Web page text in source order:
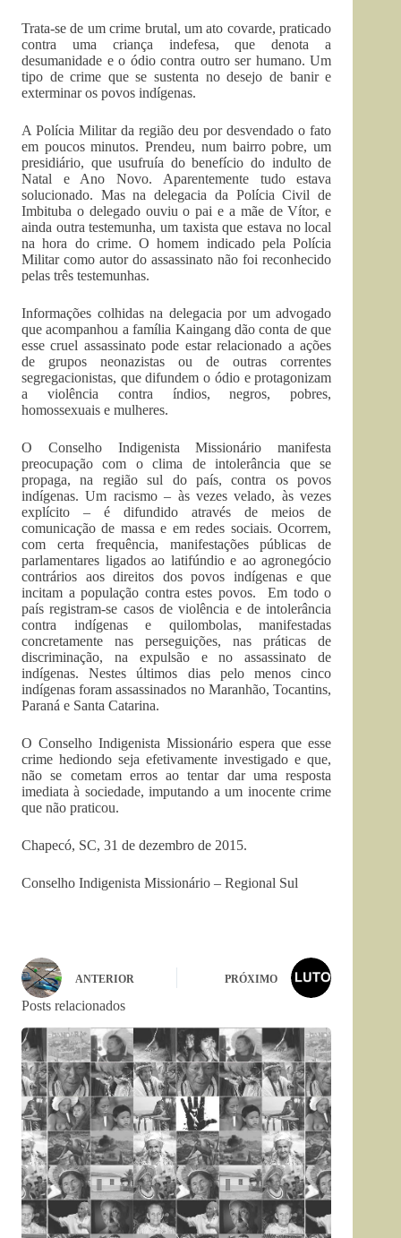
Trata-se de um crime brutal, um ato covarde, praticado
contra uma criança indefesa, que denota a
desumanidade e o ódio contra outro ser humano. Um
tipo de crime que se sustenta no desejo de banir e
exterminar os povos indígenas.
A Polícia Militar da região deu por desvendado o fato
em poucos minutos. Prendeu, num bairro pobre, um
presidiário, que usufruía do benefício do indulto de
Natal e Ano Novo. Aparentemente tudo estava
solucionado. Mas na delegacia da Polícia Civil de
Imbituba o delegado ouviu o pai e a mãe de Vítor, e
ainda outra testemunha, um taxista que estava no local
na hora do crime. O homem indicado pela Polícia
Militar como autor do assassinato não foi reconhecido
pelas três testemunhas.
Informações colhidas na delegacia por um advogado
que acompanhou a família Kaingang dão conta de que
esse cruel assassinato pode estar relacionado a ações
de grupos neonazistas ou de outras correntes
segregacionistas, que difundem o ódio e protagonizam
a violência contra índios, negros, pobres,
homossexuais e mulheres.
O Conselho Indigenista Missionário manifesta
preocupação com o clima de intolerância que se
propaga, na região sul do país, contra os povos
indígenas. Um racismo – às vezes velado, às vezes
explícito – é difundido através de meios de
comunicação de massa e em redes sociais. Ocorrem,
com certa frequência, manifestações públicas de
parlamentares ligados ao latifúndio e ao agronegócio
contrários aos direitos dos povos indígenas e que
incitam a população contra estes povos. Em todo o
país registram-se casos de violência e de intolerância
contra indígenas e quilombolas, manifestadas
concretamente nas perseguições, nas práticas de
discriminação, na expulsão e no assassinato de
indígenas. Nestes últimos dias pelo menos cinco
indígenas foram assassinados no Maranhão, Tocantins,
Paraná e Santa Catarina.
O Conselho Indigenista Missionário espera que esse
crime hediondo seja efetivamente investigado e que,
não se cometam erros ao tentar dar uma resposta
imediata à sociedade, imputando a um inocente crime
que não praticou.
Chapecó, SC, 31 de dezembro de 2015.
Conselho Indigenista Missionário – Regional Sul
ANTERIOR PRÓXIMO
Posts relacionados